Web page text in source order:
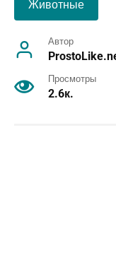
Животные
Автор
Просмотры
2.6к.